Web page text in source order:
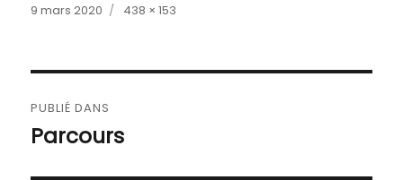
Publié
9 mars 2020
Taille
438 × 153
de
PUBLIÉ DANS
Parcours